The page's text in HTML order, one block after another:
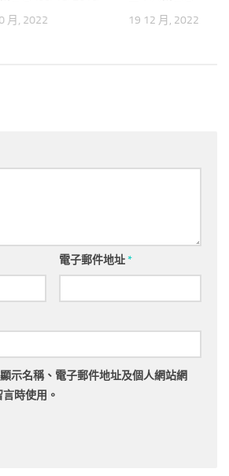
月, 2022
19 12 月, 2022
電子郵件地址*
示名稱、電子郵件地址及個人網站網
時使用。